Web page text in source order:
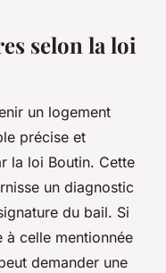
selon la loi
un logement
précise et
la loi Boutin. Cette
un diagnostic
du bail. Si
à celle mentionnée
demander une